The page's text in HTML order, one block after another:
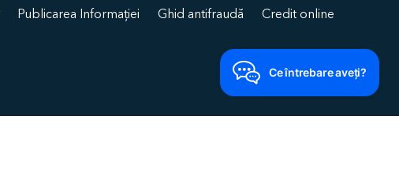
Publicarea Informației Ghid antifraudă Credit online